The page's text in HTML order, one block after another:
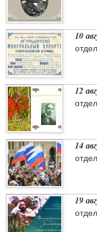
10
12
14
19